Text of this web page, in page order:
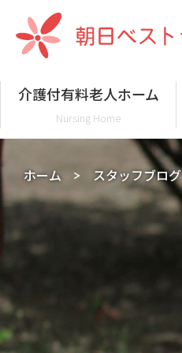
介護付有料老人ホーム
Nursing Home
ホーム スタッフブログ